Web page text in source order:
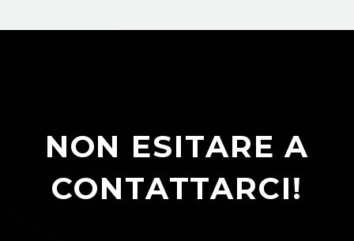
NON ESITARE A
CONTATTARCI!